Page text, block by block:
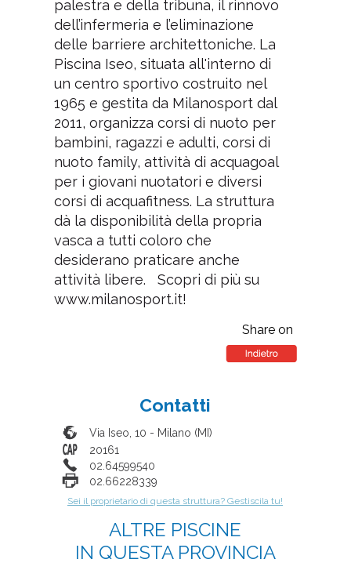
palestra e della tribuna, il rinnovo
dell’infermeria e l’eliminazione
delle barriere architettoniche. La
Piscina Iseo, situata all'interno di
un centro sportivo costruito nel
1965 e gestita da Milanosport dal
2011, organizza corsi di nuoto per
bambini, ragazzi e adulti, corsi di
nuoto family, attività di acquagoal
per i giovani nuotatori e diversi
corsi di acquafitness. La struttura
dà la disponibilità della propria
vasca a tutti coloro che
desiderano praticare anche
attività libere. Scopri di più su
www.milanosport.it!
Share on
Contatti
Via Iseo, 10 - Milano (MI )
20161
02.64599540
02.66228339
Sei il proprietario di questa struttura? Gestiscila tu!
ALTRE PISCINE
IN QUESTA PROVINCIA